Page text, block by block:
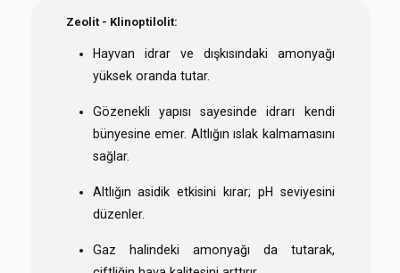
Zeolit - Klinoptilolit:
Hayvan idrar ve dışkısındaki amonyağı
yüksek oranda tutar.
Gözenekli yapısı sayesinde idrarı kendi
bünyesine emer. Altlığın ıslak kalmamasını
sağlar.
Altlığın asidik etkisini kırar; pH seviyesini
düzenler.
Gaz halindeki amonyağı da tutarak,